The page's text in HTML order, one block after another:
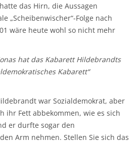
das Hirn, die Aussagen
„Scheibenwischer“-Folge nach
wäre heute wohl so nicht mehr
hat das Kabarett Hildebrandts
Kabarett“
war Sozialdemokrat, aber
ihr Fett abbekommen, wie es sich
er durfte sogar den
Arm nehmen. Stellen Sie sich das